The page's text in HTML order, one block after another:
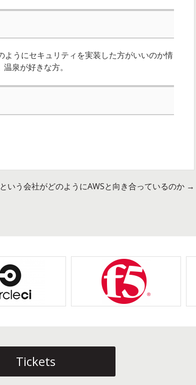
ようにセキュリティを実装した方がいいのか情
泉が好きな方。
いう会社がどのようにAWSと向き合っているのか →
Tickets